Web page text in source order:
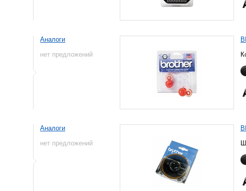
Аналоги
нет предложений
Аналоги
нет предложений